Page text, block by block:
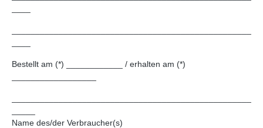
Bestellt am (*) ____________ / erhalten am (*)
Name des/der Verbraucher(s)